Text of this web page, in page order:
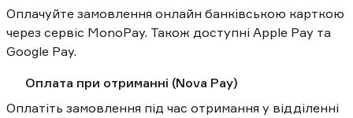
Оплачуйте замовлення онлайн банківською карткою
через сервіс MonoPay. Також доступні Apple Pay та
Google Pay.
Оплата при отриманні (Nova Pay)
Оплатіть замовлення під час отримання у відділенні